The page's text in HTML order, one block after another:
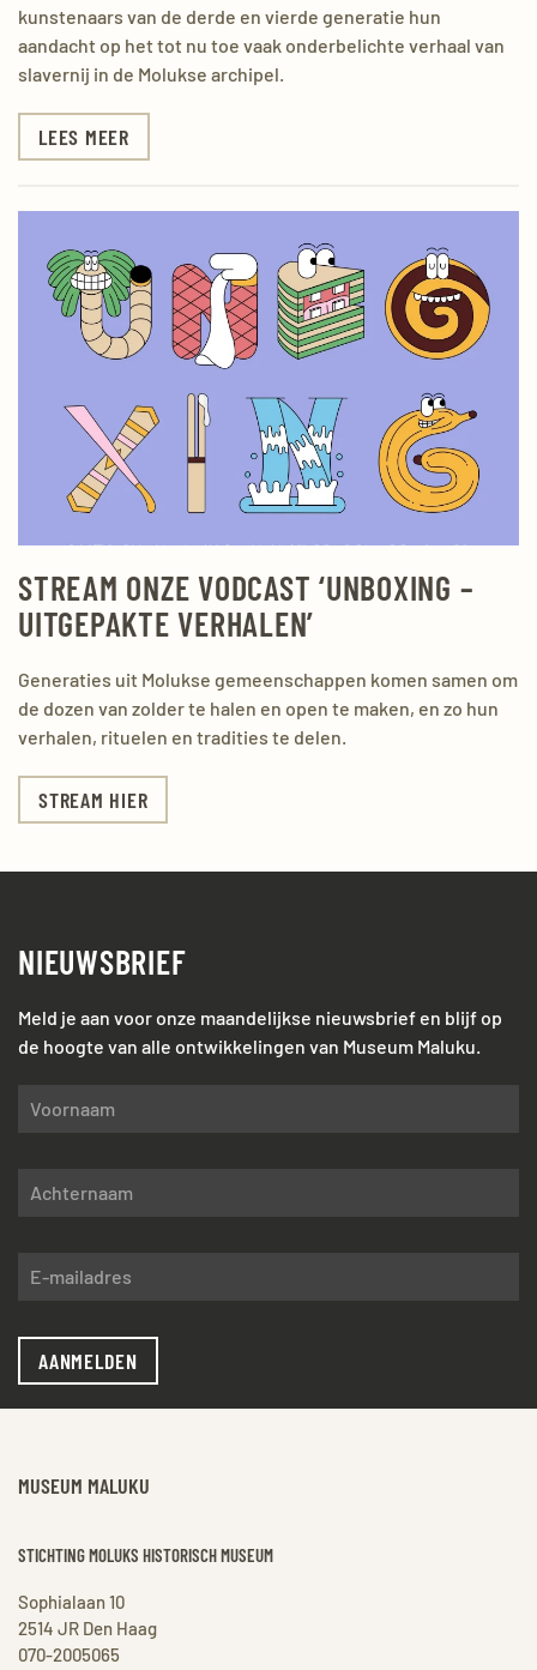
kunstenaars van de derde en vierde generatie hun
aandacht op het tot nu toe vaak onderbelichte verhaal van
slavernij in de Molukse archipel.
LEES MEER
STREAM ONZE VODCAST ‘UNBOXING –
UITGEPAKTE VERHALEN’
Generaties uit Molukse gemeenschappen komen samen om
de dozen van zolder te halen en open te maken, en zo hun
verhalen, rituelen en tradities te delen.
STREAM HIER
NIEUWSBRIEF
Meld je aan voor onze maandelijkse nieuwsbrief en blijf op
de hoogte van alle ontwikkelingen van Museum Maluku.
AANMELDEN
MUSEUM MALUKU
STICHTING MOLUKS HISTORISCH MUSEUM
Sophialaan 10
2514 JR Den Haag
070-2005065